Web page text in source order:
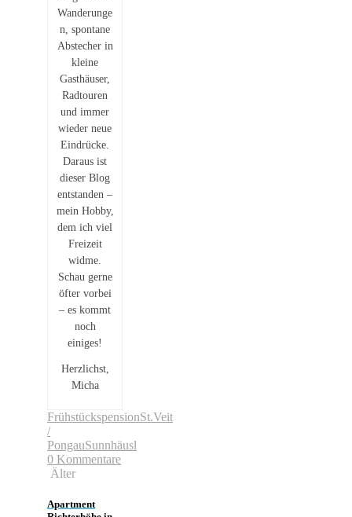
Wanderunge
n, spontane
Abstecher in
kleine
Gasthäuser,
Radtouren
und immer
wieder neue
Eindrücke.
Daraus ist
dieser Blog
entstanden –
mein Hobby,
dem ich viel
Freizeit
widme.
Schau gerne
öfter vorbei
– es kommt
noch
einiges!
Herzlichst,
Micha
FrühstückspensionSt.Veit
/
PongauSunnhäusl
0 Kommentare
Älter
Apartment